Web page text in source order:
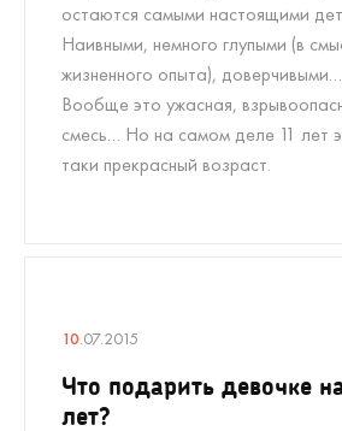
остаются самыми настоящими
Наивными, немного глупыми (в
жизненного опыта), доверчивыми…
Вообще это ужасная,
смесь… Но на самом деле 11 лет
таки прекрасный возраст.
10.07.2015
Что подарить девочке
лет?